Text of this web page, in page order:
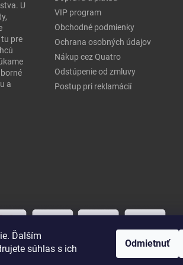
Ďalším
súhlas s ich
Odmietnuť
U
pre
a
VIP program
Obchodné podmienky
Ochrana osobných údajov
Nákup cez Quatro
Odstúpenie od zmluvy
Postup pri reklamácií